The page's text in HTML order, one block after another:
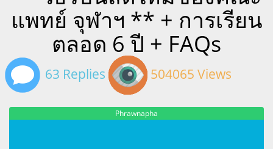
แพทย์ จุฬาฯ ** + การเรียน
ตลอด 6 ปี + FAQs
63 Replies 504065 Views
Phrawnapha